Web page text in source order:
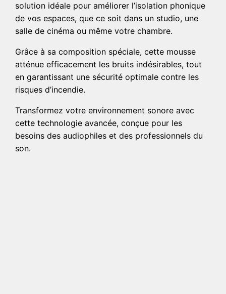
solution idéale pour améliorer l’isolation phonique
de vos espaces, que ce soit dans un studio, une
salle de cinéma ou même votre chambre.
Grâce à sa composition spéciale, cette mousse
atténue efficacement les bruits indésirables, tout
en garantissant une sécurité optimale contre les
risques d’incendie.
Transformez votre environnement sonore avec
cette technologie avancée, conçue pour les
besoins des audiophiles et des professionnels du
son.